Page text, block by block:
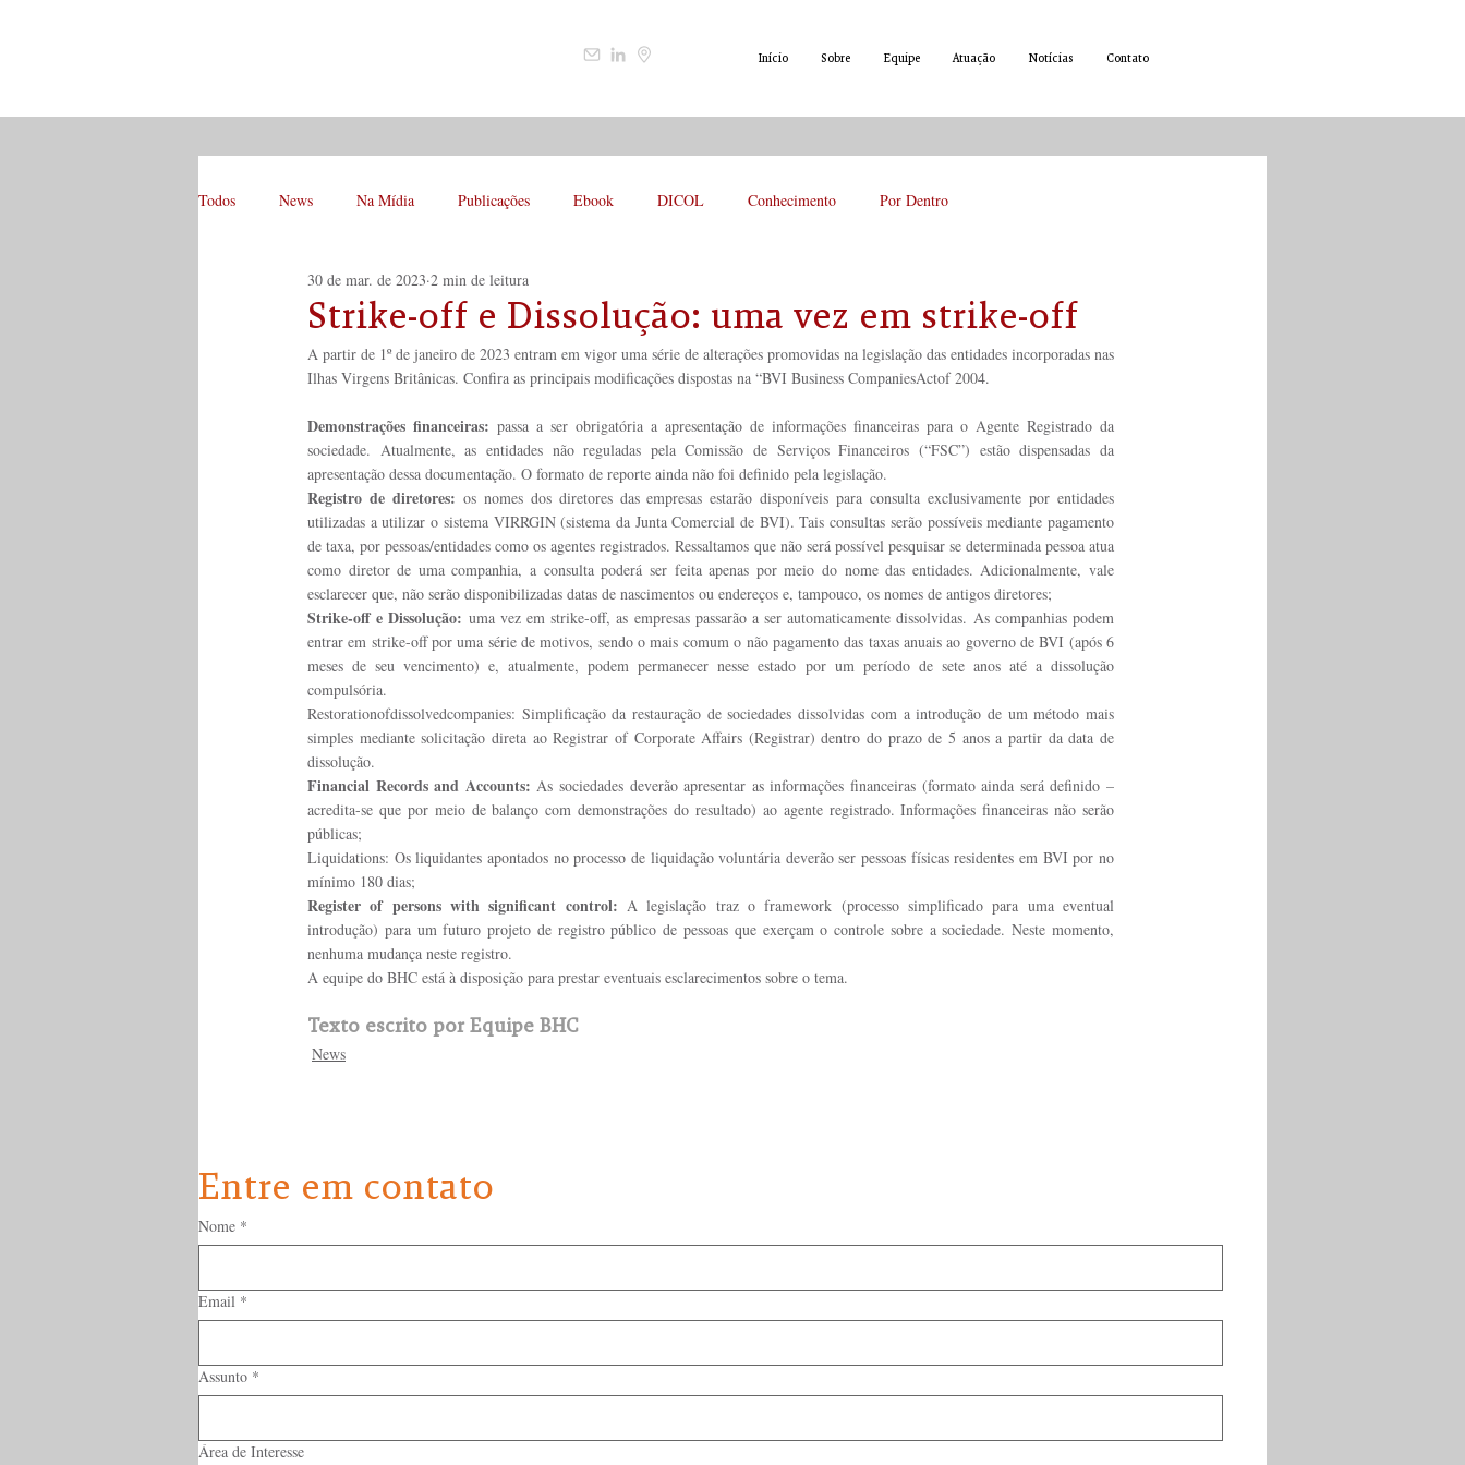
Início Sobre Equipe Atuação Notícias Contato
Todos News Na Mídia Publicações Ebook DICOL Conhecimento Por Dentro
Strike-off e Dissolução: uma vez em strike-off
30 de mar. de 2023 2 min de leitura
A partir de 1º de janeiro de 2023 entram em vigor uma série de alterações promovidas na legislação das entidades incorporadas nas
Ilhas Virgens Britânicas. Confira as principais modificações dispostas na “BVI Business CompaniesActof 2004.
Demonstrações financeiras: passa a ser obrigatória a apresentação de informações financeiras para o Agente Registrado da
sociedade. Atualmente, as entidades não reguladas pela Comissão de Serviços Financeiros (“FSC”) estão dispensadas da
apresentação dessa documentação. O formato de reporte ainda não foi definido pela legislação.
Registro de diretores: os nomes dos diretores das empresas estarão disponíveis para consulta exclusivamente por entidades
utilizadas a utilizar o sistema VIRRGIN (sistema da Junta Comercial de BVI). Tais consultas serão possíveis mediante pagamento
de taxa, por pessoas/entidades como os agentes registrados. Ressaltamos que não será possível pesquisar se determinada pessoa atua
como diretor de uma companhia, a consulta poderá ser feita apenas por meio do nome das entidades. Adicionalmente, vale
esclarecer que, não serão disponibilizadas datas de nascimentos ou endereços e, tampouco, os nomes de antigos diretores;
Strike-off e Dissolução: uma vez em strike-off, as empresas passarão a ser automaticamente dissolvidas. As companhias podem
entrar em strike-off por uma série de motivos, sendo o mais comum o não pagamento das taxas anuais ao governo de BVI (após 6
meses de seu vencimento) e, atualmente, podem permanecer nesse estado por um período de sete anos até a dissolução
compulsória.
Restorationofdissolvedcompanies: Simplificação da restauração de sociedades dissolvidas com a introdução de um método mais
simples mediante solicitação direta ao Registrar of Corporate Affairs (Registrar) dentro do prazo de 5 anos a partir da data de
dissolução.
Financial Records and Accounts: As sociedades deverão apresentar as informações financeiras (formato ainda será definido –
acredita-se que por meio de balanço com demonstrações do resultado) ao agente registrado. Informações financeiras não serão
públicas;
Liquidations: Os liquidantes apontados no processo de liquidação voluntária deverão ser pessoas físicas residentes em BVI por no
mínimo 180 dias;
Register of persons with significant control: A legislação traz o framework (processo simplificado para uma eventual
introdução) para um futuro projeto de registro público de pessoas que exerçam o controle sobre a sociedade. Neste momento,
nenhuma mudança neste registro.
A equipe do BHC está à disposição para prestar eventuais esclarecimentos sobre o tema.
Texto escrito por Equipe BHC
News
Entre em contato
Nome *
Email *
Assunto *
Área de Interesse